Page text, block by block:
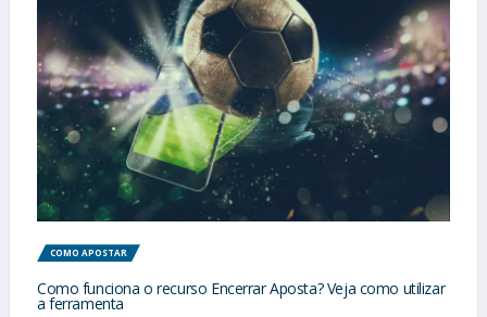
COMO APOSTAR
Como funciona o recurso Encerrar Aposta? Veja como utilizar
a ferramenta